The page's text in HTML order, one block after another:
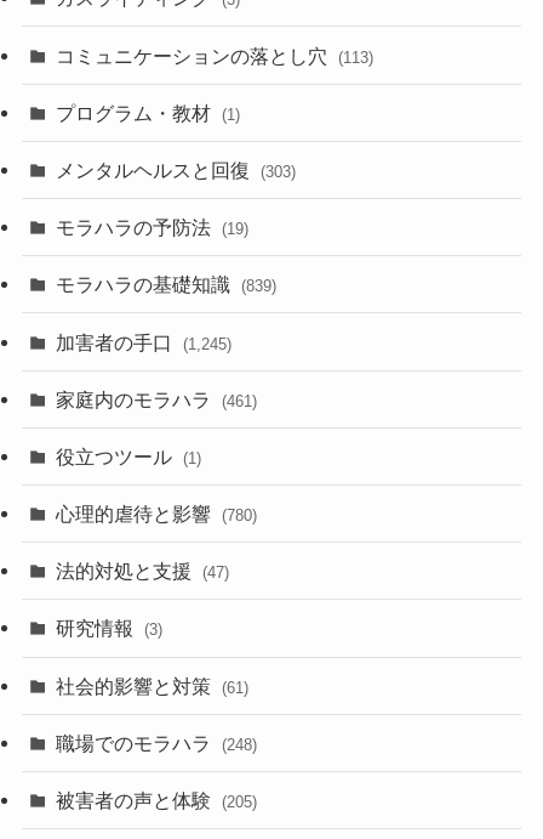
コミュニケーションの落とし穴 (113)
プログラム・教材 (1)
メンタルヘルスと回復 (303)
モラハラの予防法 (19)
モラハラの基礎知識 (839)
加害者の手口 (1,245)
家庭内のモラハラ (461)
役立つツール (1)
心理的虐待と影響 (780)
法的対処と支援 (47)
研究情報 (3)
社会的影響と対策 (61)
職場でのモラハラ (248)
被害者の声と体験 (205)